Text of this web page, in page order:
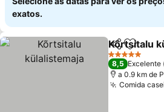
exatos.
Partilhar
Kõrtsitalu
5 Estrelas
8,5 Excelente
a 0.9 km de
Comida